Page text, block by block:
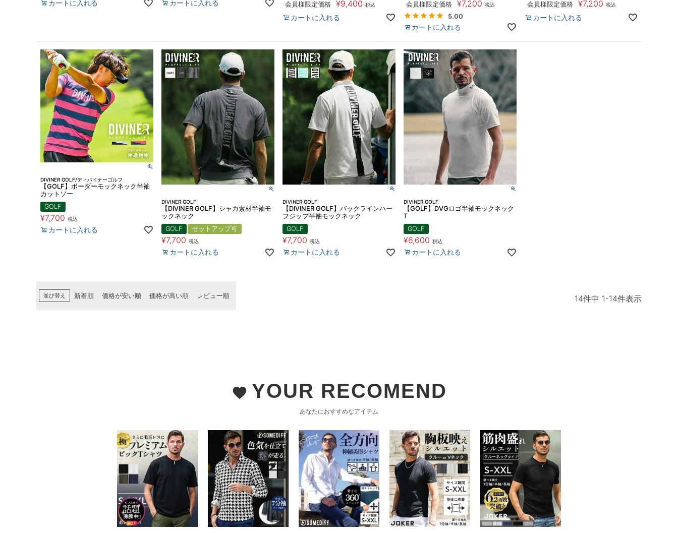
カートに入れる カートに入れる 会員様限定価格 ¥9,400 税込
カートに入れる
会員様限定価格 ¥7,200 税込
5.00
カートに入れる
会員様限定価格 ¥7,200 税込
カートに入れる
DIVINER GOLF/ディバイナーゴルフ
【GOLF】ボーダーモックネック半袖
カットソー
GOLF
¥7,700 税込
カートに入れる
DIVINER GOLF
【DIVINER GOLF】シャカ素材半袖モ
ックネック
GOLF
セットアップ可
¥7,700 税込
カートに入れる
DIVINER GOLF
【DIVINER GOLF】バックラインハー
フジップ半袖モックネック
GOLF
¥7,700 税込
カートに入れる
DIVINER GOLF
【GOLF】DVGロゴ半袖モックネック
T
GOLF
¥6,600 税込
カートに入れる
並び替え 新着順 価格が安い順 価格が高い順 レビュー順 14件中 1-14件表示
favorite YOUR RECOMEND
あなたにおすすめなアイテム